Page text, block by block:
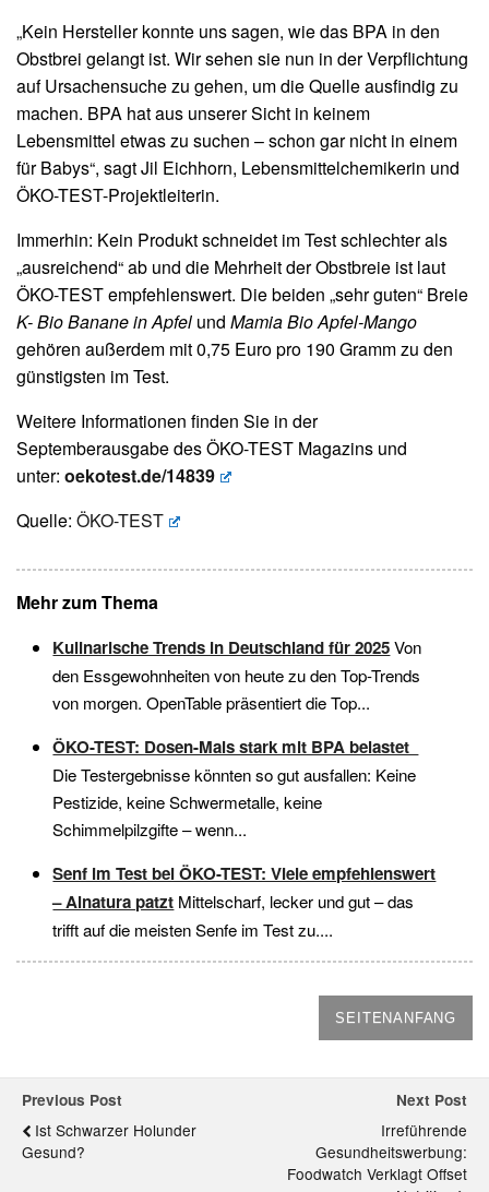
„Kein Hersteller konnte uns sagen, wie das BPA in den
Obstbrei gelangt ist. Wir sehen sie nun in der Verpflichtung
auf Ursachensuche zu gehen, um die Quelle ausfindig zu
machen. BPA hat aus unserer Sicht in keinem
Lebensmittel etwas zu suchen – schon gar nicht in einem
für Babys“, sagt Jil Eichhorn, Lebensmittelchemikerin und
ÖKO-TEST-Projektleiterin.
Immerhin: Kein Produkt schneidet im Test schlechter als
„ausreichend“ ab und die Mehrheit der Obstbreie ist laut
ÖKO-TEST empfehlenswert. Die beiden „sehr guten“ Breie
K- Bio Banane in Apfel und Mamia Bio Apfel-Mango
gehören außerdem mit 0,75 Euro pro 190 Gramm zu den
günstigsten im Test.
Weitere Informationen finden Sie in der
Septemberausgabe des ÖKO-TEST Magazins und
unter: oekotest.de/14839
Quelle: ÖKO-TEST
Mehr zum Thema
Kulinarische Trends in Deutschland für 2025Von
den Essgewohnheiten von heute zu den Top-Trends
von morgen. OpenTable präsentiert die Top...
ÖKO-TEST: Dosen-Mais stark mit BPA belastet
Die Testergebnisse könnten so gut ausfallen: Keine
Pestizide, keine Schwermetalle, keine
Schimmelpilzgifte – wenn...
Senf im Test bei ÖKO-TEST: Viele empfehlenswert
– Alnatura patzt Mittelscharf, lecker und gut – das
trifft auf die meisten Senfe im Test zu....
SEITENANFANG
Previous Post
Ist Schwarzer Holunder
Gesund?
Next Post
Irreführende
Gesundheitswerbung:
Foodwatch Verklagt Offset